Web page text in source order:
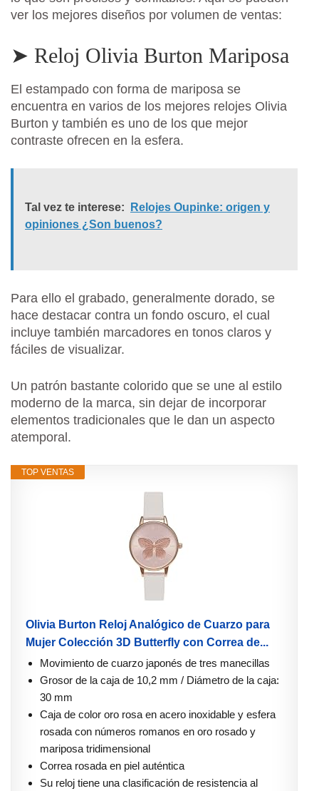
ver los mejores diseños por volumen de ventas:
➤ Reloj Olivia Burton Mariposa
El estampado con forma de mariposa se
encuentra en varios de los mejores relojes Olivia
Burton y también es uno de los que mejor
contraste ofrecen en la esfera.
Tal vez te interese:
Relojes Oupinke: origen y
opiniones ¿Son buenos?
Para ello el grabado, generalmente dorado, se
hace destacar contra un fondo oscuro, el cual
incluye también marcadores en tonos claros y
fáciles de visualizar.
Un patrón bastante colorido que se une al estilo
moderno de la marca, sin dejar de incorporar
elementos tradicionales que le dan un aspecto
atemporal.
TOP VENTAS
Olivia Burton Reloj Analógico de Cuarzo para
Mujer Colección 3D Butterfly con Correa de...
Movimiento de cuarzo japonés de tres manecillas
Grosor de la caja de 10,2 mm / Diámetro de la caja:
30 mm
Caja de color oro rosa en acero inoxidable y esfera
rosada con números romanos en oro rosado y
mariposa tridimensional
Correa rosada en piel auténtica
Su reloj tiene una clasificación de resistencia al